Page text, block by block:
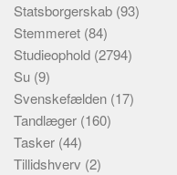
Statsborgerskab (93)
Stemmeret (84)
Studieophold (2794)
Su (9)
Svenskefælden (17)
Tandlæger (160)
Tasker (44)
Tillidshverv (2)